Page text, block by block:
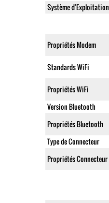
Système d'Exploitation
Propriétés Modem
Standards WiFi
Propriétés WiFi
Version Bluetooth
Propriétés Bluetooth
Type de Connecteur
Propriétés Connecteur